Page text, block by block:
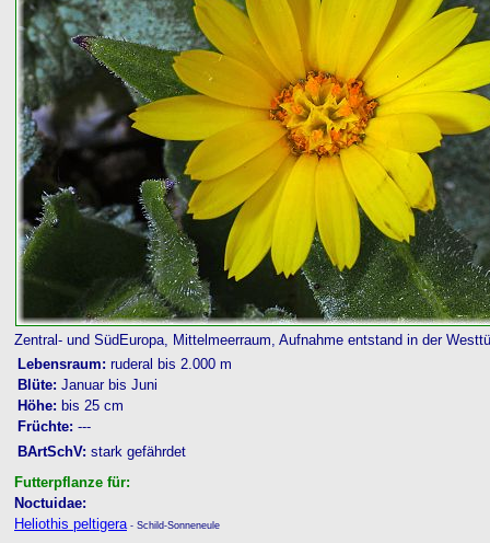
Zentral- und SüdEuropa, Mittelmeerraum, Aufnahme entstand in der
Lebensraum: ruderal bis 2.000 m
Blüte: Januar bis Juni
Höhe: bis 25 cm
Früchte: ---
BArtSchV: stark gefährdet
Futterpflanze für:
Noctuidae:
Heliothis peltigera- Schild-Sonneneule